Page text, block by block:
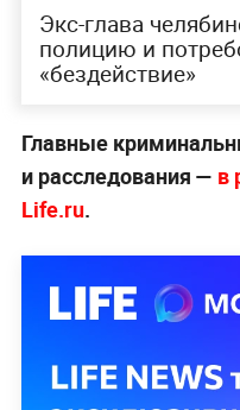
Экс-глава
полицию и
«бездействие»
Главные
и расследования — в
Life.ru.